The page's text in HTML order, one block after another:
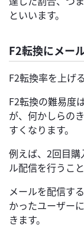
といいます。
F2転換にメー
F2転換率を上げ
F2転換の難易度
が、何かしらの
すくなります。
例えば、2回目購
ル配信を行うこ
メールを配信す
かったユーザー
きます。